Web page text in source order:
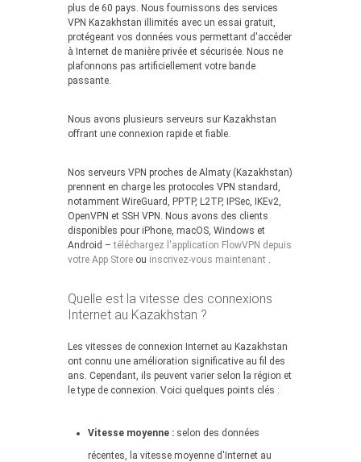
plus de 60 pays. Nous fournissons des services
VPN Kazakhstan illimités avec un essai gratuit,
protégeant vos données vous permettant d'accéder
à Internet de manière privée et sécurisée. Nous ne
plafonnons pas artificiellement votre bande
passante.
Nous avons plusieurs serveurs sur Kazakhstan
offrant une connexion rapide et fiable.
Nos serveurs VPN proches de Almaty (Kazakhstan)
prennent en charge les protocoles VPN standard,
notamment WireGuard, PPTP, L2TP, IPSec, IKEv2,
OpenVPN et SSH VPN. Nous avons des clients
disponibles pour iPhone, macOS, Windows et
Android –téléchargez l'application FlowVPN depuis
votre App Store ou inscrivez-vous maintenant .
Quelle est la vitesse des connexions
Internet au Kazakhstan ?
Les vitesses de connexion Internet au Kazakhstan
ont connu une amélioration significative au fil des
ans. Cependant, ils peuvent varier selon la région et
le type de connexion. Voici quelques points clés :
Vitesse moyenne : selon des données
récentes, la vitesse moyenne d'Internet au